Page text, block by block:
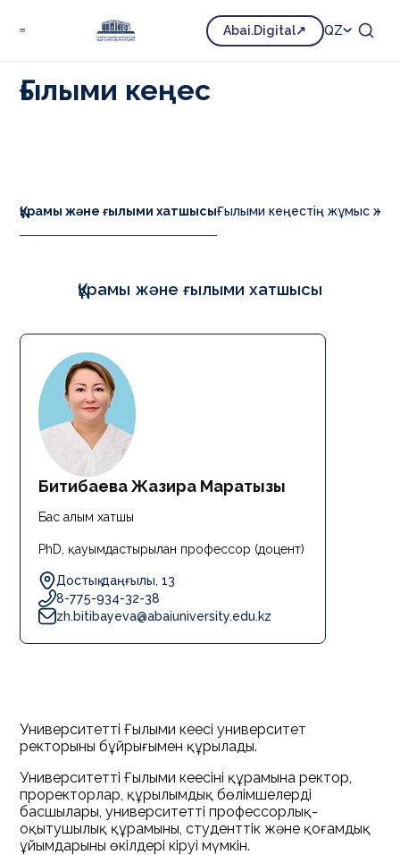
Abai.Digital QZ
Корпоративтік басқару Ғылыми кеңес
Ғылыми кеңес
Құрамы және ғылыми хатшысыҒылыми кеңестің жұмыс
Құрамы және ғылыми хатшысы
Битибаева Жазира Маратқызы
Бас ғалым хатшы
PhD, қауымдастырылған профессор (доцент)
Достық даңғылы, 13
8-775-934-32-38
zh.bitibayeva@abaiuniversity.edu.kz
Университеттің Ғылыми кеңесі университет
ректорының бұйрығымен құрылады.
Университеттің Ғылыми кеңесінің құрамына ректор,
проректорлар, құрылымдық бөлімшелердің
басшылары, университеттің профессорлық-
оқытушылық құрамының, студенттік және қоғамдық
ұйымдарының өкілдері кіруі мүмкін.